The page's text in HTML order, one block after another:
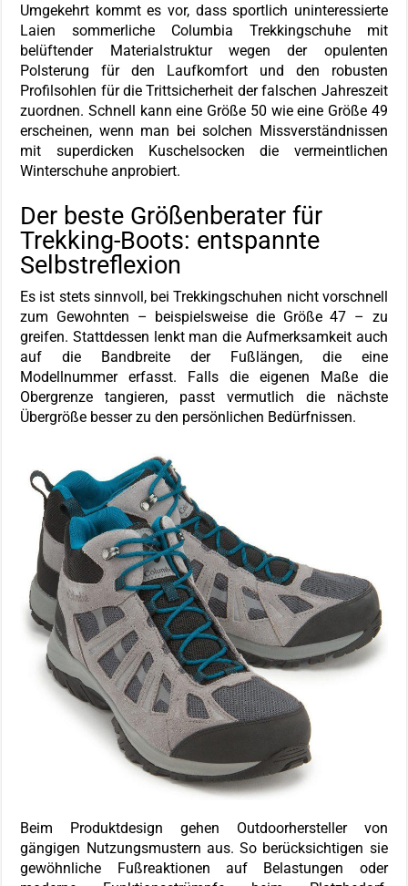
Umgekehrt kommt es vor, dass sportlich uninteressierte
Laien sommerliche Columbia Trekkingschuhe mit
belüftender Materialstruktur wegen der opulenten
Polsterung für den Laufkomfort und den robusten
Profilsohlen für die Trittsicherheit der falschen Jahreszeit
zuordnen. Schnell kann eine Größe 50 wie eine Größe 49
erscheinen, wenn man bei solchen Missverständnissen
mit superdicken Kuschelsocken die vermeintlichen
Winterschuhe anprobiert.
Der beste Größenberater für
Trekking-Boots: entspannte
Selbstreflexion
Es ist stets sinnvoll, bei Trekkingschuhen nicht vorschnell
zum Gewohnten – beispielsweise die Größe 47 – zu
greifen. Stattdessen lenkt man die Aufmerksamkeit auch
auf die Bandbreite der Fußlängen, die eine
Modellnummer erfasst. Falls die eigenen Maße die
Obergrenze tangieren, passt vermutlich die nächste
Übergröße besser zu den persönlichen Bedürfnissen.
Beim Produktdesign gehen Outdoorhersteller von
gängigen Nutzungsmustern aus. So berücksichtigen sie
gewöhnliche Fußreaktionen auf Belastungen oder